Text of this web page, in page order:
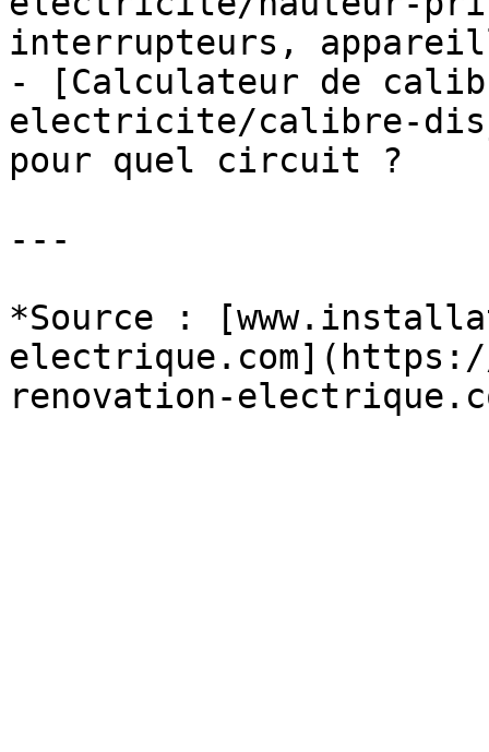
interrupteurs,
- [Calculateur de
electricite/calibre-
pour quel circuit ?
---
*Source :